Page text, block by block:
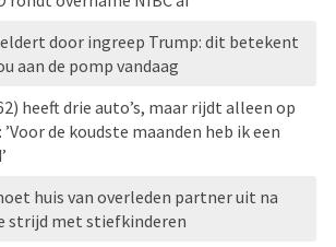
door ingreep Trump: dit betekent
aan de pomp vandaag
heeft drie auto’s, maar rijdt alleen op
’Voor de koudste maanden heb ik een
huis van overleden partner uit na
strijd met stiefkinderen